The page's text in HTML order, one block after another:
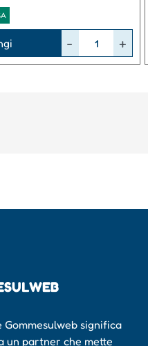
Gommesulweb significa
un partner che mette